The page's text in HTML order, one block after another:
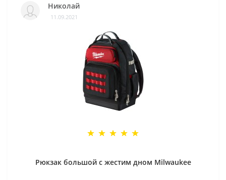
Николай
11.09.2021
Рюкзак большой с жестим дном Milwaukee